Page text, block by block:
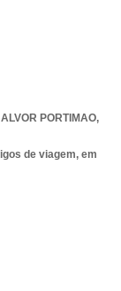
ALVOR PORTIMAO,
de viagem, em